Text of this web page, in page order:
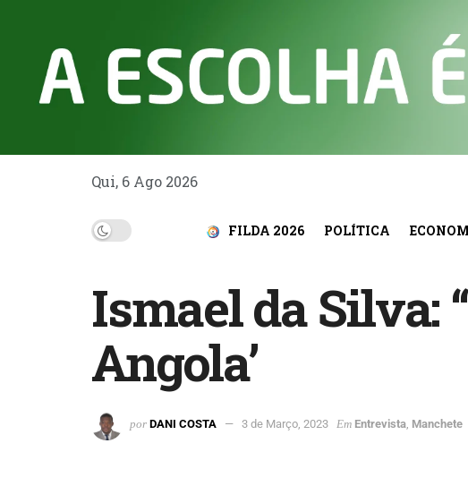
Qui, 6 Ago 2026
FILDA 2026 POLÍTICA
Ismael da Silva:
Angola’
por DANI COSTA 3 de Março, 2023 Em Entrevista, Manchete